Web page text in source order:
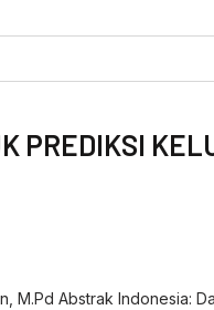
PREDIKSI
M.Pd Abstrak Indonesia: